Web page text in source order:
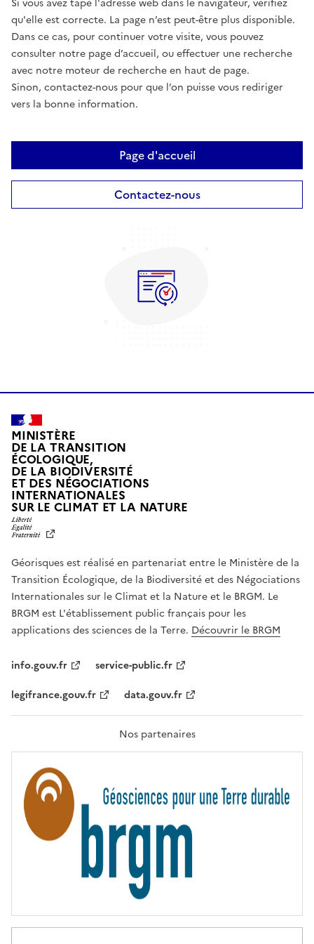
Si vous avez tapé l'adresse web dans le navigateur, vérifiez
qu'elle est correcte. La page n’est peut-être plus disponible.
Dans ce cas, pour continuer votre visite, vous pouvez
consulter notre page d’accueil, ou effectuer une recherche
avec notre moteur de recherche en haut de page.
Sinon, contactez-nous pour que l’on puisse vous rediriger
vers la bonne information.
Page d'accueil
Contactez-nous
MINISTÈRE
DE LA TRANSITION
ÉCOLOGIQUE,
DE LA BIODIVERSITÉ
ET DES NÉGOCIATIONS
INTERNATIONALES
SUR LE CLIMAT ET LA NATUREL
T
É
,
É
G
A
L
F
A
T
R
T
É
Géorisques est réalisé en partenariat entre le Ministère de la
Transition Écologique, de la Biodiversité et des Négociations
Internationales sur le Climat et la Nature et le BRGM. Le
BRGM est L'établissement public français pour les
applications des sciences de la Terre. Découvrir le BRGM
info.gouv.fr
service-public.fr
legifrance.gouv.fr
data.gouv.fr
Nos partenaires